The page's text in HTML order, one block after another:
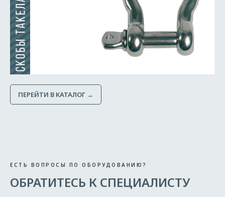
ПЕРЕЙТИ В КАТАЛОГ →
ЕСТЬ ВОПРОСЫ ПО ОБОРУДОВАНИЮ?
ОБРАТИТЕСЬ К СПЕЦИАЛИСТУ